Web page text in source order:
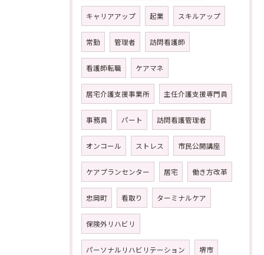
キャリアアップ 起業 スキルアップ
常勤 管理者 訪問看護師
看護師転職 ケアマネ
居宅介護支援事業所 主任介護支援専門員
事務員 パート 訪問看護管理者
オンコール ストレス 市民公開講座
ケアプランセンター 居宅 働き方改革
忠岡町 看取り ターミナルケア
保険外リハビリ
パーソナルリハビリテーション 堺市